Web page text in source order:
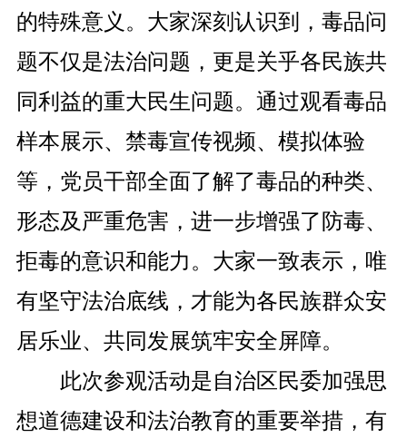
的特殊意义。大家深刻认识到，毒品问
题不仅是法治问题，更是关乎各民族共
同利益的重大民生问题。通过观看毒品
样本展示、禁毒宣传视频、模拟体验
等，党员干部全面了解了毒品的种类、
形态及严重危害，进一步增强了防毒、
拒毒的意识和能力。大家一致表示，唯
有坚守法治底线，才能为各民族群众安
居乐业、共同发展筑牢安全屏障。
此次参观活动是自治区民委加强思
想道德建设和法治教育的重要举措，有